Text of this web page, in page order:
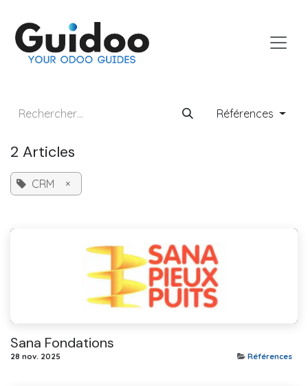
Références
2 Articles
CRM ×
Sana Fondations
28 nov. 2025 Références